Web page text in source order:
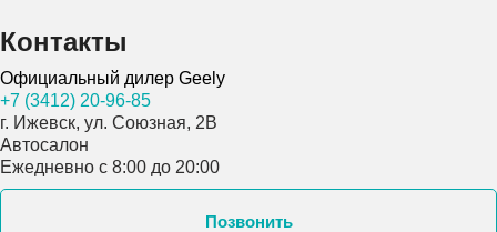
Контакты
Официальный дилер Geely
+7 (3412) 20-96-85
г. Ижевск, ул. Союзная, 2В
Автосалон
Ежедневно с 8:00 до 20:00
Позвонить